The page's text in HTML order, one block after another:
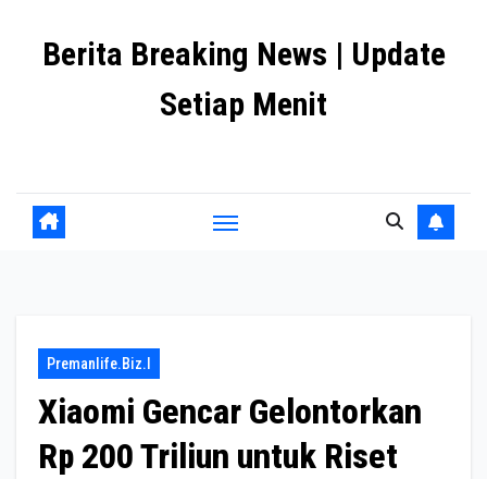
Berita Breaking News | Update
Setiap Menit
Premanlife.biz.i
Xiaomi Gencar Gelontorkan
Rp 200 Triliun untuk Riset